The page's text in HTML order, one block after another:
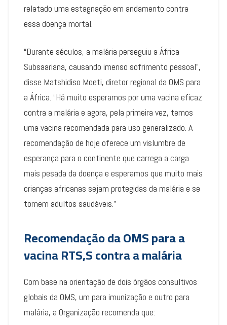
relatado uma estagnação em andamento contra
essa doença mortal.
“Durante séculos, a malária perseguiu a África
Subsaariana, causando imenso sofrimento pessoal”,
disse Matshidiso Moeti, diretor regional da OMS para
a África. “Há muito esperamos por uma vacina eficaz
contra a malária e agora, pela primeira vez, temos
uma vacina recomendada para uso generalizado. A
recomendação de hoje oferece um vislumbre de
esperança para o continente que carrega a carga
mais pesada da doença e esperamos que muito mais
crianças africanas sejam protegidas da malária e se
tornem adultos saudáveis.”
Recomendação da OMS para a
vacina RTS,S contra a malária
Com base na orientação de dois órgãos consultivos
globais da OMS, um para imunização e outro para
malária, a Organização recomenda que: